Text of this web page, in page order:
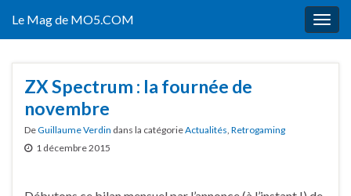
Le Mag de MO5.COM
ZX Spectrum : la fournée de
novembre
DeGuillaume Verdin dans la catégorieActualités, Retrogaming
1 décembre 2015